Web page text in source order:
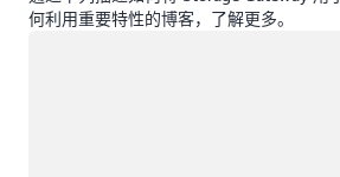
何利用重要特性的博客，了解更多。